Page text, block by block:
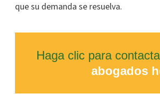
que su demanda se resuelva.
Haga clic para
abogados